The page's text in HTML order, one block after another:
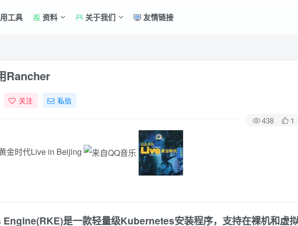
工具 资料 关于我们 友情链接
Rancher
关注 私信
438 1
金时代Live in Beijing
是一款轻量级Kubernetes安装程序，支持在裸机和虚